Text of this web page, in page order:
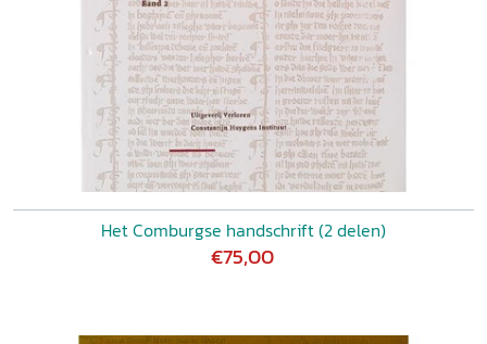
Het Comburgse handschrift (2 delen)
€75,00